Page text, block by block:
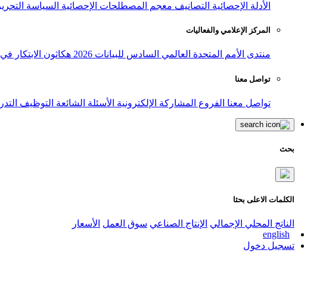
الأدلة الإحصائية التصانيف معجم المصطلحات الإحصائية السياسة
المركز الإعلامي والفعاليات
منتدى الأمم المتحدة العالمي السادس للبيانات 2026 هكاثون الابتكار في
تواصل معنا
تواصل معنا الفروع المشاركة الإلكترونية الأسئلة الشائعة التوظيف
بحث
الكلمات الاعلى بحثا
الناتج المحلي الإجمالي الإنتاج الصناعي سوق العمل الأسعار
english
تسجيل دخول